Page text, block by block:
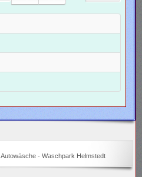
Autowäsche - Waschpark Helmstedt